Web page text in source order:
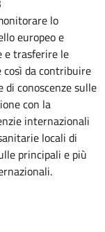
lo
europeo e
e trasferire le
così da contribuire
conoscenze sulle
con la
internazionali
locali di
principali e più